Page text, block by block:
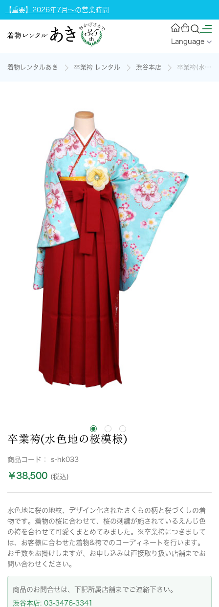
【重要】2026年7月～の営業時間
Language
着物レンタルあき 卒業袴 レンタル 渋谷本店 卒業袴(水色地の桜模様)の着物レンタル
卒業袴(水色地の桜模様)
商品コード： s-hk033
￥38,500 (税込)
水色地に桜の地紋、デザイン化されたさくらの柄と桜づくしの着
物です。着物の桜に合わせて、桜の刺繍が施されているえんじ色
の袴を合わせて可愛くまとめてみました。※卒業袴につきまして
は、お客様に合わせた着物&袴でのコーディネートを行います。
お手数をお掛けしますが、お申し込みは直接取り扱い店舗までお
問い合わせください。
商品のお問合せは、下記所属店舗までご連絡下さい。
渋谷本店: 03-3476-3341